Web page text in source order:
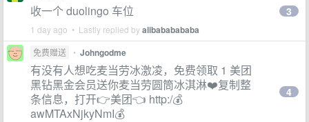
收一个 duolingo 车位
1 day ago • Lastly replied byalibababababa
3
免费赠送 • Johngodme
有没有人想吃麦当劳冰激凌，免费领取 1 美团
黑钻黑金会员送你麦当劳圆筒冰淇淋❤️复制整
条信息，打开👉美团👈 http:/💰
awMTAxNjkyNmI💰
4